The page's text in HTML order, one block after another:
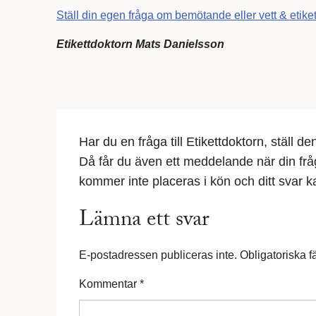
Ställ din egen fråga om bemötande eller vett &
Etikettdoktorn Mats Danielsson
Har du en fråga till Etikettdoktorn, ställ
Då får du även ett meddelande när din
kommer inte placeras i kön och ditt svar
Lämna ett svar
E-postadressen publiceras inte. Obligatoriska
Kommentar *